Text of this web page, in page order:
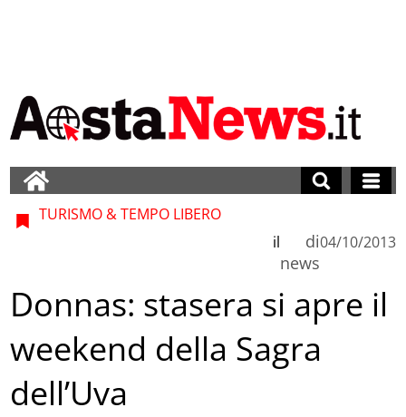
TURISMO & TEMPO LIBERO
di
news
il 04/10/2013
Donnas: stasera si apre il
weekend della Sagra
dell’Uva